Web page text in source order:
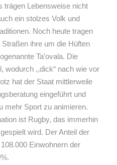
trägen Lebensweise nicht
ein stolzes Volk und
Noch heute tragen
ihre um die Hüften
Ta’ovala. Die
wodurch ,,dick“ nach wie vor
hat der Staat mittlerweile
eingeführt und
mehr Sport zu animieren.
ist Rugby, das immerhin
wird. Der Anteil der
Einwohnern der